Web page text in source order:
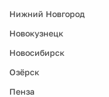
Нижний Новгород
Новокузнецк
Новосибирск
Озёрск
Пенза